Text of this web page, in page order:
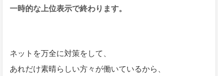
一時的な上位表示で終わります。
ネットを万全に対策をして、
あれだけ素晴らしい方々が働いているから、